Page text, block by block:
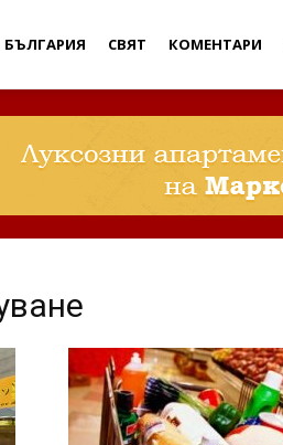
БЪЛГАРИЯ СВЯТ КОМЕНТАРИ